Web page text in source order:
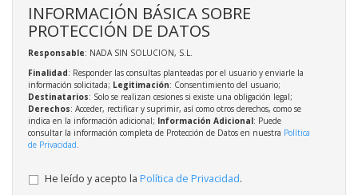
INFORMACIÓN BÁSICA SOBRE
PROTECCIÓN DE DATOS
Responsable: NADA SIN SOLUCION, S.L.
Finalidad: Responder las consultas planteadas por el usuario y enviarle la
información solicitada; Legitimación: Consentimiento del usuario;
Destinatarios: Solo se realizan cesiones si existe una obligación legal;
Derechos: Acceder, rectificar y suprimir, así como otros derechos, como se
indica en la información adicional; Información Adicional: Puede
consultar la información completa de Protección de Datos en nuestra Política
de Privacidad
He leído y acepto la Política de Privacidad.